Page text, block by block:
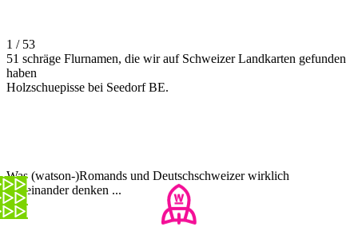
1 / 53
51 schräge Flurnamen, die wir auf Schweizer Landkarten gefunden
haben
Holzschuepisse bei Seedorf BE.
Was (watson-)Romands und Deutschschweizer wirklich
voneinander denken ...